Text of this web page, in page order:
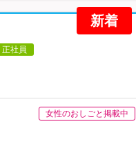
新着
正社員
女性のおしごと掲載中